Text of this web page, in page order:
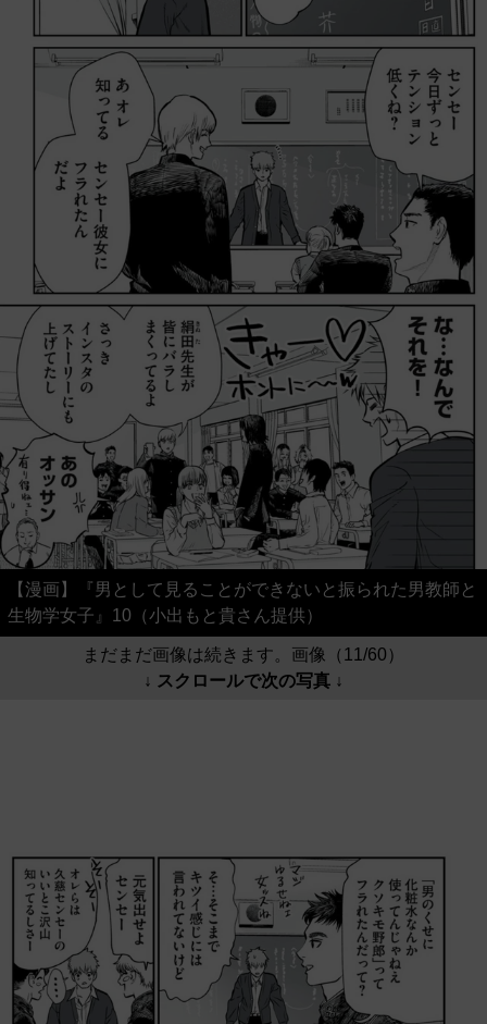
【漫画】『男として見ることができないと振られた男教師と
生物学女子』10（小出もと貴さん提供）
まだまだ画像は続きます。画像（11/60）
↓ スクロールで次の写真 ↓